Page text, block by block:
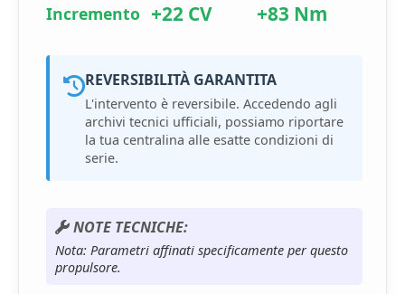
Incremento +22 CV +83 Nm
REVERSIBILITÀ GARANTITA
L'intervento è reversibile. Accedendo agli
archivi tecnici ufficiali, possiamo riportare
la tua centralina alle esatte condizioni di
serie.
NOTE TECNICHE:
Nota: Parametri affinati specificamente per questo
propulsore.